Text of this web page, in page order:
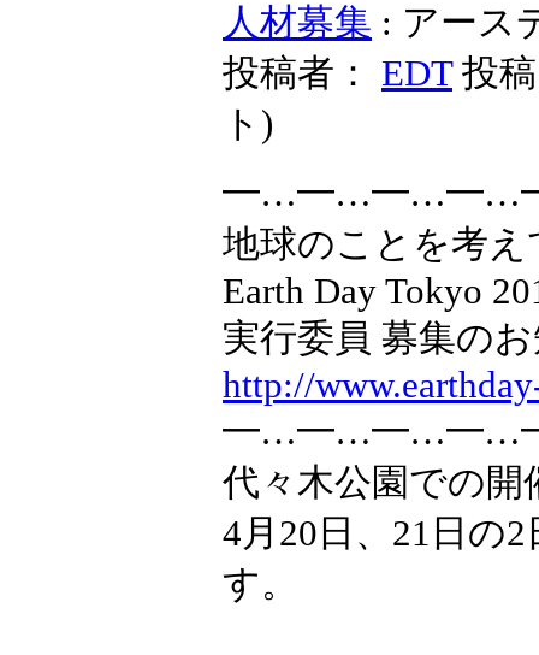
人材募集 : アース
投稿者： EDT 投
ト )
地球のことを考
Earth Day Tokyo
実行委員 募集の
http://
代々木公園での開
4月20日、21日の
す。